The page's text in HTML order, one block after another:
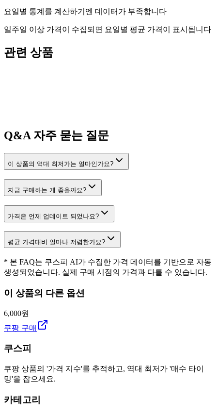
요일별 통계를 계산하기엔 데이터가 부족합니다
일주일 이상 가격이 수집되면 요일별 평균 가격이 표시됩니다
관련 상품
Q&A자주 묻는 질문
이 상품의 역대 최저가는 얼마인가요?
지금 구매하는 게 좋을까요?
가격은 언제 업데이트 되었나요?
평균 가격대비 얼마나 저렴한가요?
* 본 FAQ는 쿠스피 AI가 수집한 가격 데이터를 기반으로 자동
생성되었습니다. 실제 구매 시점의 가격과 다를 수 있습니다.
이 상품의 다른 옵션
6,000원
쿠팡 구매
쿠스피
쿠팡 상품의 '가격 지수'를 추적하고, 역대 최저가 '매수 타이
밍'을 잡으세요.
카테고리